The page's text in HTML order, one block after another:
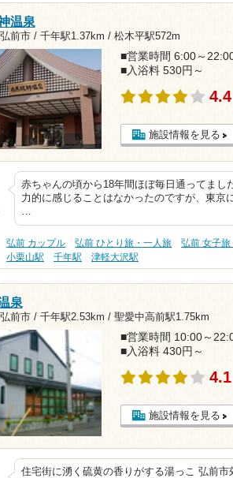
温泉
前市 / 千年駅1.37km / 松木平駅572m
■営業時間 6:00～
■入浴料 530円～
施設情報を見る
赤ちゃんの頃から18年間ほぼ毎日通ってま
力的に感じることはなかったのですが、東京
…
弘前 カップル 弘前 ひとり旅・一人旅 弘前 女子
小栗山駅
千年駅 津軽大沢駅
泉
前市 / 千年駅2.53km / 聖愛中高前駅1.75km
■営業時間 10:00～
■入浴料 430円～
施設情報を見る
住宅街に湧く硫黄の香りがする湯っこ 弘前